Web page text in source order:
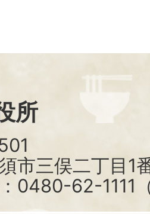
所
市三俣二丁目1
0480-62-1111